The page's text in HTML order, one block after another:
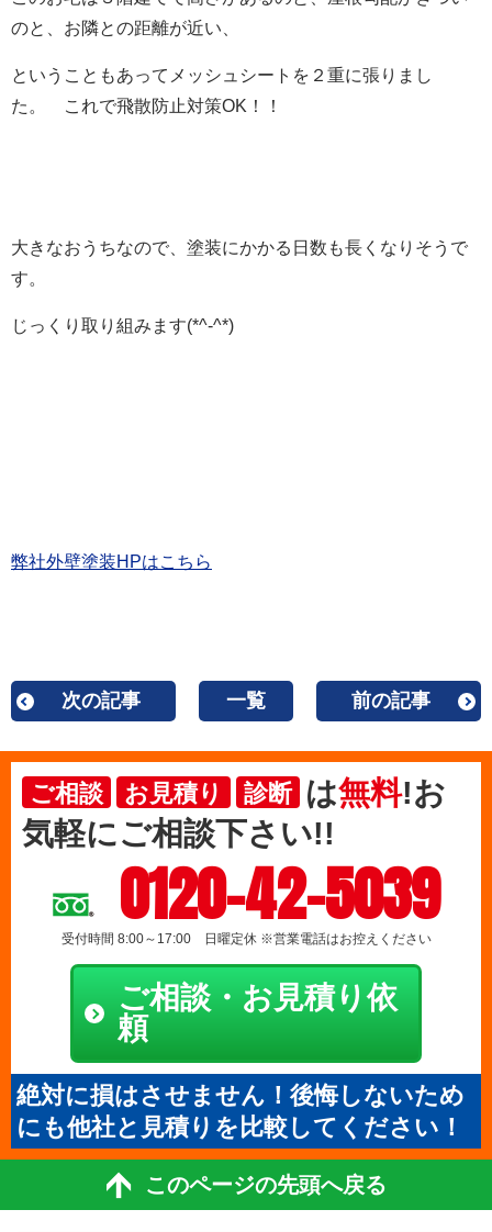
のと、お隣との距離が近い、
ということもあってメッシュシートを２重に張りまし
た。 これで飛散防止対策OK！！
大きなおうちなので、塗装にかかる日数も長くなりそうで
す。
じっくり取り組みます(*^-^*)
弊社外壁塗装HPはこちら
次の記事 一覧 前の記事
ご相談 お見積り 診断 は無料!お
気軽にご相談下さい!!
0120-42-5039
受付時間 8:00～17:00 日曜定休 ※営業電話はお控えください
ご相談・お見積り依
頼
絶対に損はさせません！後悔しないため
にも他社と見積りを比較してください！
このページの先頭へ戻る